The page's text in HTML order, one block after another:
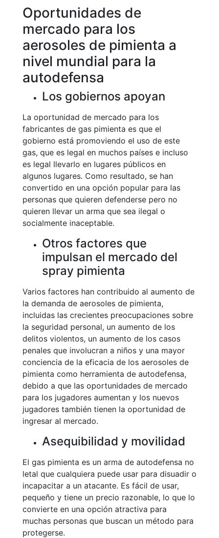
Oportunidades de
mercado para los
aerosoles de pimienta a
nivel mundial para la
autodefensa
Los gobiernos apoyan
La oportunidad de mercado para los
fabricantes de gas pimienta es que el
gobierno está promoviendo el uso de este
gas, que es legal en muchos países e incluso
es legal llevarlo en lugares públicos en
algunos lugares. Como resultado, se han
convertido en una opción popular para las
personas que quieren defenderse pero no
quieren llevar un arma que sea ilegal o
socialmente inaceptable.
Otros factores que
impulsan el mercado del
spray pimienta
Varios factores han contribuido al aumento de
la demanda de aerosoles de pimienta,
incluidas las crecientes preocupaciones sobre
la seguridad personal, un aumento de los
delitos violentos, un aumento de los casos
penales que involucran a niños y una mayor
conciencia de la eficacia de los aerosoles de
pimienta como herramienta de autodefensa,
debido a que las oportunidades de mercado
para los jugadores aumentan y los nuevos
jugadores también tienen la oportunidad de
ingresar al mercado.
Asequibilidad y movilidad
El gas pimienta es un arma de autodefensa no
letal que cualquiera puede usar para disuadir o
incapacitar a un atacante. Es fácil de usar,
pequeño y tiene un precio razonable, lo que lo
convierte en una opción atractiva para
muchas personas que buscan un método para
protegerse.